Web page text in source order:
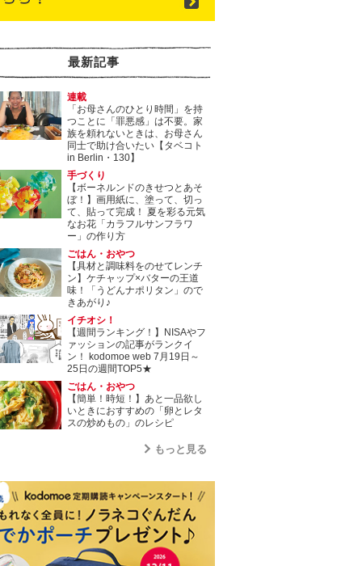
最新記事
連載
「お母さんのひとり時間」を持
つことに「罪悪感」は不要。家
族を頼れないときは、お母さん
同士で助け合いたい【タベコト
in Berlin・130】
手づくり
【ボーネルンドのきせつとあそ
ぼ！】画用紙に、塗って、切っ
て、貼って完成！ 夏を彩る元気
なお花「カラフルサンフラワ
ー」の作り方
ごはん・おやつ
【具材と調味料をのせてレンチ
ン】ケチャップ×バターの王道
味！「うどんナポリタン」ので
きあがり♪
イチオシ！
【週間ランキング！】NISAやフ
ァッションの記事がランクイ
ン！ kodomoe web 7月19日～
25日の週間TOP5★
ごはん・おやつ
【簡単！時短！】あと一品欲し
いときにおすすめの「卵とレタ
スの炒めもの」のレシピ
もっと見る